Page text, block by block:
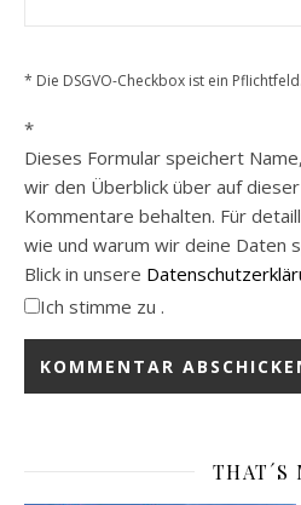
* Die DSGVO-Checkbox ist ein Pflichtfeld.
*
Dieses Formular speichert
wir den Überblick über auf
Kommentare behalten. Für
wie und warum wir deine Daten
Blick in unsere
Ich stimme zu .
THAT´S